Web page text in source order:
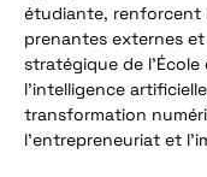
étudiante, renforcent
prenantes externes
stratégique de
l’intelligence
transformation
l’entrepreneuriat et